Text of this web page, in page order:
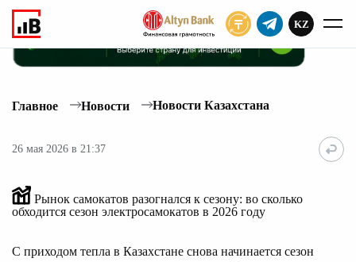
KZ
Главное Новости Новости Казахстана
26 мая 2026 в 21:37
Рынок самокатов разогнался к сезону: во сколько
обходится сезон электросамокатов в 2026 году
С приходом тепла в Казахстане снова начинается сезон